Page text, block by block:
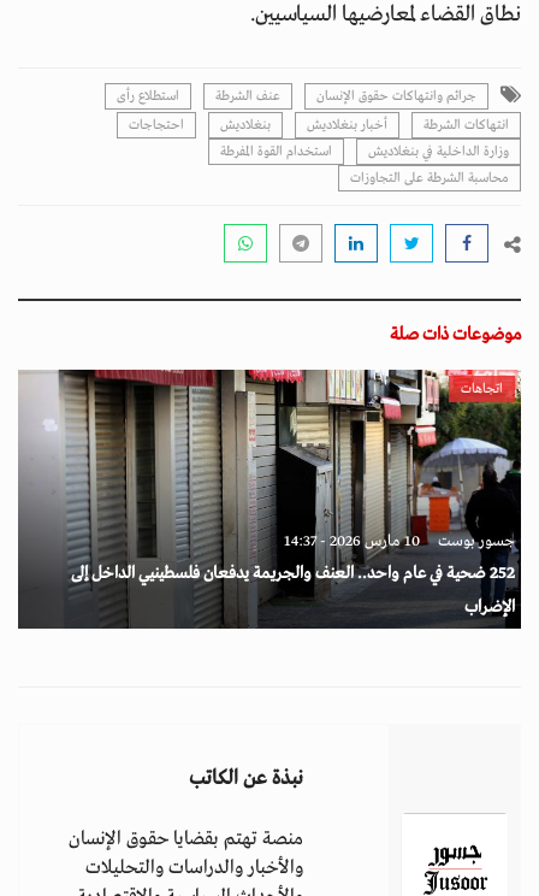
نطاق القضاء لمعارضيها السياسيين.
جرائم وانتهاكات حقوق الإنسان عنف الشرطة
استطلاع رأى
انتهاكات الشرطة
أخبار بنغلاديش بنغلاديش
احتجاجات
وزارة الداخلية في بنغلاديش
استخدام القوة المفرطة
محاسبة الشرطة على التجاوزات
موضوعات ذات صلة
اتجاهات
جسور بوست 10 مارس 2026 - 14:37
252 ضحية في عام واحد.. العنف والجريمة يدفعان فلسطينيي الداخل إلى
الإضراب
نبذة عن الكاتب
منصة تهتم بقضايا حقوق الإنسان
والأخبار والدراسات والتحليلات